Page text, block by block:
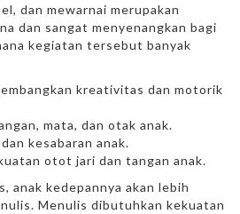
dan mewarnai merupakan
dan sangat menyenangkan bagi
kegiatan tersebut banyak
kreativitas dan motorik
mata, dan otak anak.
kesabaran anak.
otot jari dan tangan anak.
anak kedepannya akan lebih
Menulis dibutuhkan kekuatan